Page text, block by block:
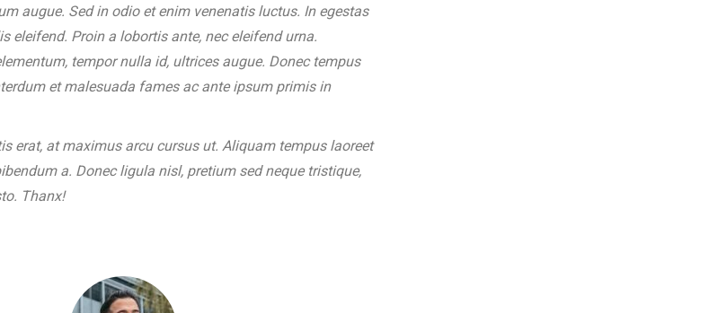
augue. Sed in odio et enim venenatis luctus. In egestas
eleifend. Proin a lobortis ante, nec eleifend urna.
tempor nulla id, ultrices augue. Donec tempus
et malesuada fames ac ante ipsum primis in
erat, at maximus arcu cursus ut. Aliquam tempus laoreet
a. Donec ligula nisl, pretium sed neque tristique,
Thanx!